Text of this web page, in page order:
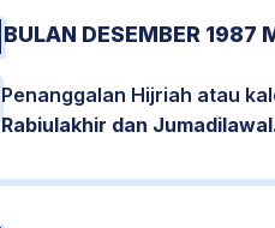
BULAN DESEMBER 1987
Penanggalan Hijriah atau
Rabiulakhir dan Jumadilawal.